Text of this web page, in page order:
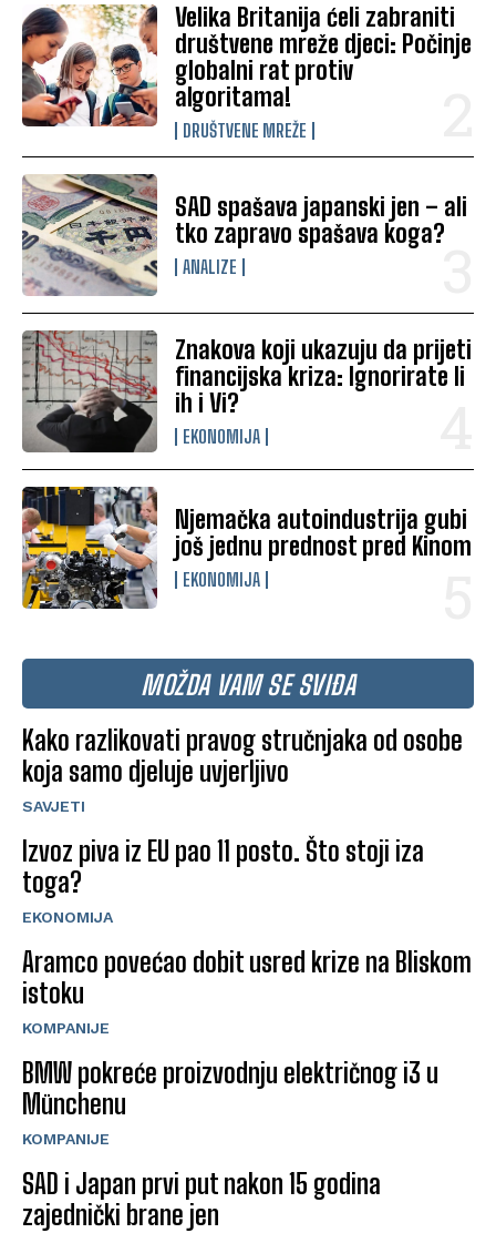
Velika Britanija ćeli zabraniti
društvene mreže djeci: Počinje
globalni rat protiv
algoritama!
DRUŠTVENE MREŽE
SAD spašava japanski jen – ali
tko zapravo spašava koga?
ANALIZE
Znakova koji ukazuju da prijeti
financijska kriza: Ignorirate li
ih i Vi?
EKONOMIJA
Njemačka autoindustrija gubi
još jednu prednost pred Kinom
EKONOMIJA
MOŽDA VAM SE SVIĐA
Kako razlikovati pravog stručnjaka od osobe
koja samo djeluje uvjerljivo
SAVJETI
Izvoz piva iz EU pao 11 posto. Što stoji iza
toga?
EKONOMIJA
Aramco povećao dobit usred krize na Bliskom
istoku
KOMPANIJE
BMW pokreće proizvodnju električnog i3 u
Münchenu
KOMPANIJE
SAD i Japan prvi put nakon 15 godina
zajednički brane jen